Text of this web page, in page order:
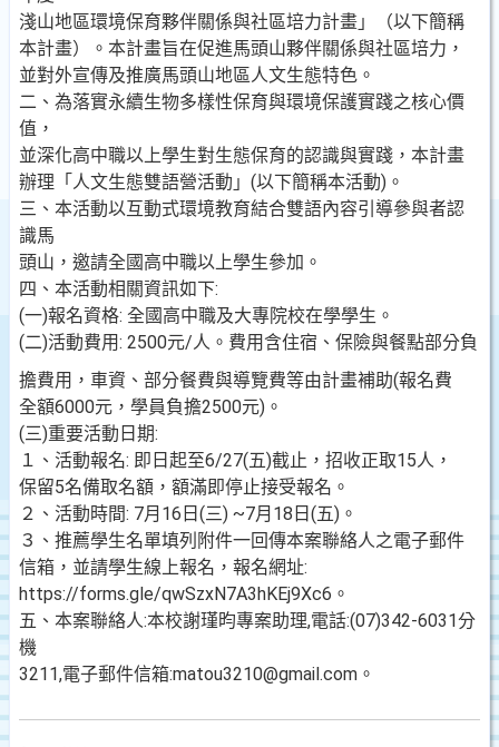
淺山地區環境保育夥伴關係與社區培力計畫」（以下簡稱
本計畫）。本計畫旨在促進馬頭山夥伴關係與社區培力，
並對外宣傳及推廣馬頭山地區人文生態特色。
二、為落實永續生物多樣性保育與環境保護實踐之核心價
值，
並深化高中職以上學生對生態保育的認識與實踐，本計畫
辦理「人文生態雙語營活動」(以下簡稱本活動)。
三、本活動以互動式環境教育結合雙語內容引導參與者認
識馬
頭山，邀請全國高中職以上學生參加。
四、本活動相關資訊如下:
(一)報名資格: 全國高中職及大專院校在學學生。
(二)活動費用: 2500元/人。費用含住宿、保險與餐點部分負
擔費用，車資、部分餐費與導覽費等由計畫補助(報名費
全額6000元，學員負擔2500元)。
(三)重要活動日期:
１、活動報名: 即日起至6/27(五)截止，招收正取15人，
保留5名備取名額，額滿即停止接受報名。
２、活動時間: 7月16日(三) ~7月18日(五)。
３、推薦學生名單填列附件一回傳本案聯絡人之電子郵件
信箱，並請學生線上報名，報名網址:
https://forms.gle/qwSzxN7A3hKEj9Xc6。
五、本案聯絡人:本校謝瑾昀專案助理,電話:(07)342-6031分
機
3211,電子郵件信箱:matou3210@gmail.com。